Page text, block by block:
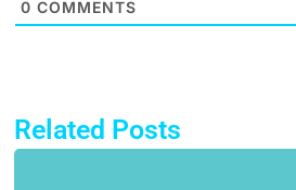
0 COMMENTS
Related Posts